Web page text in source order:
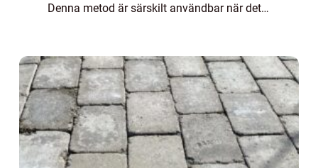
Denna metod är särskilt användbar när det